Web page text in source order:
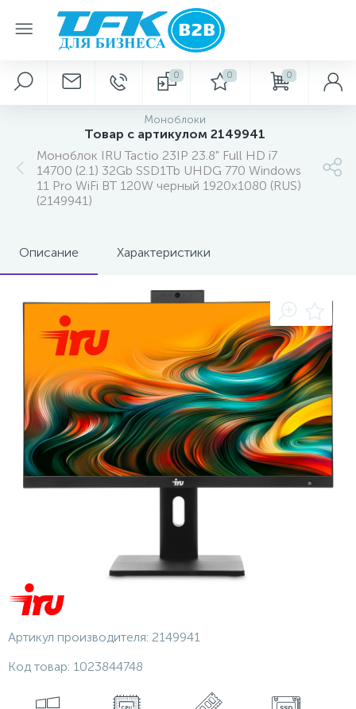
0 0 0
Моноблоки
Товар с артикулом 2149941
Моноблок IRU Tactio 23IP 23.8" Full HD i7
14700 (2.1) 32Gb SSD1Tb UHDG 770 Windows
11 Pro WiFi BT 120W черный 1920x1080 (RUS)
(2149941)
Описание Характеристики
Артикул производителя: 2149941
Код товар: 1023844748